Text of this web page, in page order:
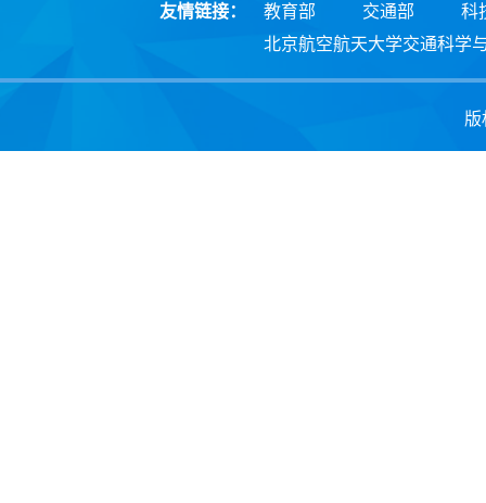
友情链接： 教育部 交通部
科
北京航空航天大学交通科学
版